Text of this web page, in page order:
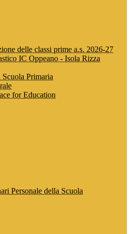
delle classi prime a.s. 2026-27
IC Oppeano - Isola Rizza
Primaria
for Education
Personale della Scuola